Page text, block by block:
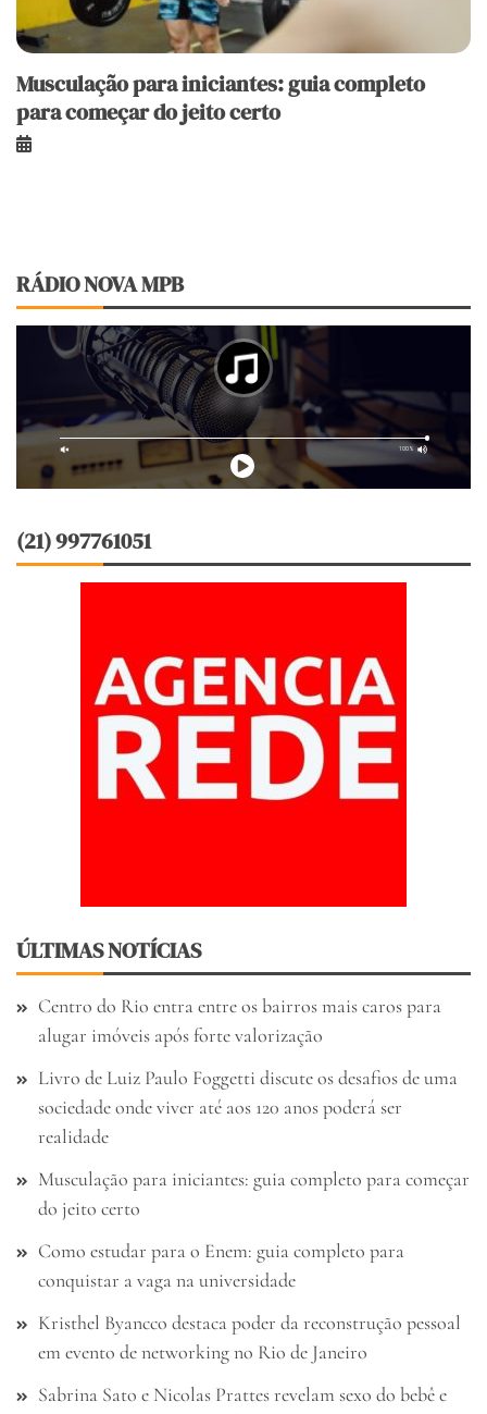
Musculação para iniciantes: guia completo
para começar do jeito certo
RÁDIO NOVA MPB
(21) 997761051
ÚLTIMAS NOTÍCIAS
Centro do Rio entra entre os bairros mais caros para
alugar imóveis após forte valorização
Livro de Luiz Paulo Foggetti discute os desafios de uma
sociedade onde viver até aos 120 anos poderá ser
realidade
Musculação para iniciantes: guia completo para começar
do jeito certo
Como estudar para o Enem: guia completo para
conquistar a vaga na universidade
Kristhel Byancco destaca poder da reconstrução pessoal
em evento de networking no Rio de Janeiro
Sabrina Sato e Nicolas Prattes revelam sexo do bebê e